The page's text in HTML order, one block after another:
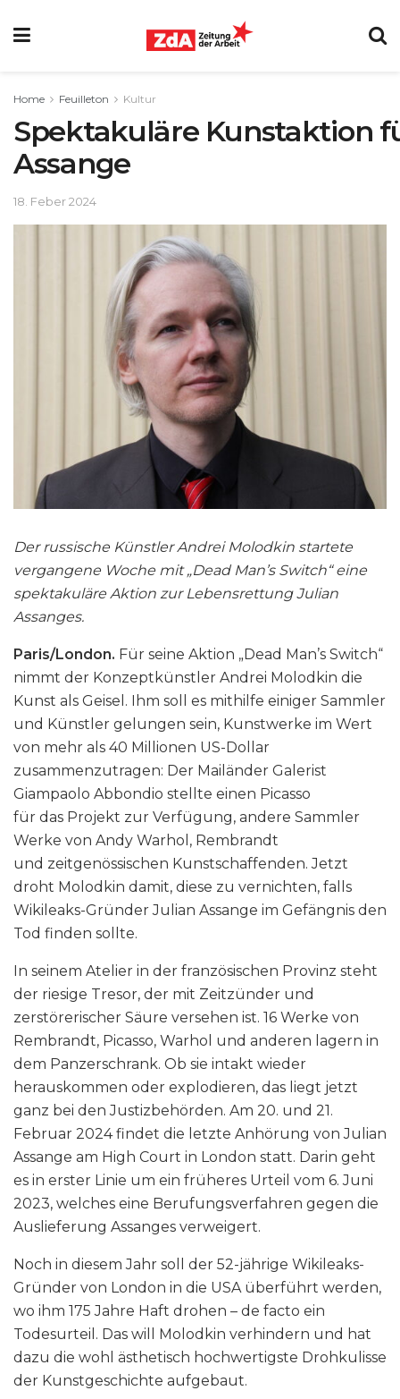
Home Feuilleton Kultur
Spektakuläre Kunstaktion
Assange
18. Feber 2024
Der russische Künstler Andrei Molodkin startete
vergangene Woche mit„Dead Man’s Switch“eine
spektakuläre Aktion zur Lebensrettung Julian
Assanges.
Paris/London. Für seine Aktion „Dead Man’s Switch“
nimmt der Konzeptkünstler Andrei Molodkin die
Kunst als Geisel. Ihm soll es mithilfe einiger Sammler
und Künstler gelungen sein, Kunstwerke im Wert
von mehr als 40 Millionen US-Dollar
zusammenzutragen: Der Mailänder Galerist
Giampaolo Abbondio stellte einen Picasso
für das Projekt zur Verfügung, andere Sammler
Werke von Andy Warhol, Rembrandt
und zeitgenössischen Kunstschaffenden. Jetzt
droht Molodkin damit, diese zu vernichten, falls
Wikileaks-Gründer Julian Assange im Gefängnis den
Tod finden sollte.
In seinem Atelier in der französischen Provinz steht
der riesige Tresor, der mit Zeitzünder und
zerstörerischer Säure versehen ist. 16 Werke von
Rembrandt, Picasso, Warhol und anderen lagern in
dem Panzerschrank. Ob sie intakt wieder
herauskommen oder explodieren, das liegt jetzt
ganz bei den Justizbehörden. Am 20. und 21.
Februar 2024 findet die letzte Anhörung von Julian
Assange am High Court in London statt. Darin geht
es in erster Linie um ein früheres Urteil vom 6. Juni
2023, welches eine Berufungsverfahren gegen die
Auslieferung Assanges verweigert.
Noch in diesem Jahr soll der 52-jährige Wikileaks-
Gründer von London in die USA überführt werden,
wo ihm 175 Jahre Haft drohen – de facto ein
Todesurteil. Das will Molodkin verhindern und hat
dazu die wohl ästhetisch hochwertigste Drohkulisse
der Kunstgeschichte aufgebaut.